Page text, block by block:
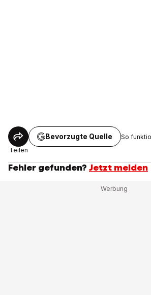
Teilen
Bevorzugte Quelle So
Fehler gefunden? Jetzt melden